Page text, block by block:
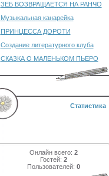
ЗЕБ ВОЗВРАЩАЕТСЯ НА РАНЧО
Музыкальная канарейка
ПРИНЦЕССА ДОРОТИ
Создание литературного клуба
СКАЗКА О МАЛЕНЬКОМ ПЬЕРО
Статистика
Онлайн всего: 2
Гостей: 2
Пользователей: 0